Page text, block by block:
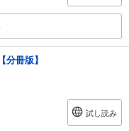
冊版】
試し読み